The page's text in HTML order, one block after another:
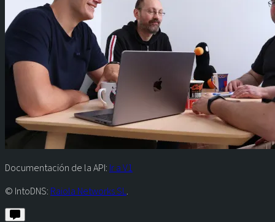
Documentación de la API: Ir a V1
© IntoDNS: Raiola Networks SL.